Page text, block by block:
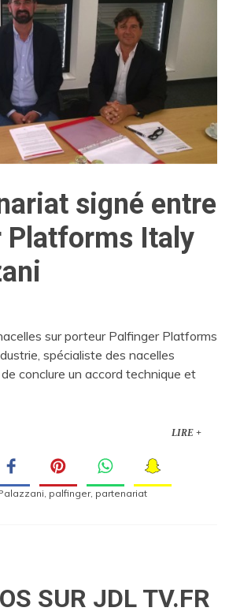
signé entre
Platforms Italy
sur porteur Palfinger Platforms
spécialiste des nacelles
conclure un accord technique et
LIRE +
palfinger, partenariat
SUR JDL TV.FR